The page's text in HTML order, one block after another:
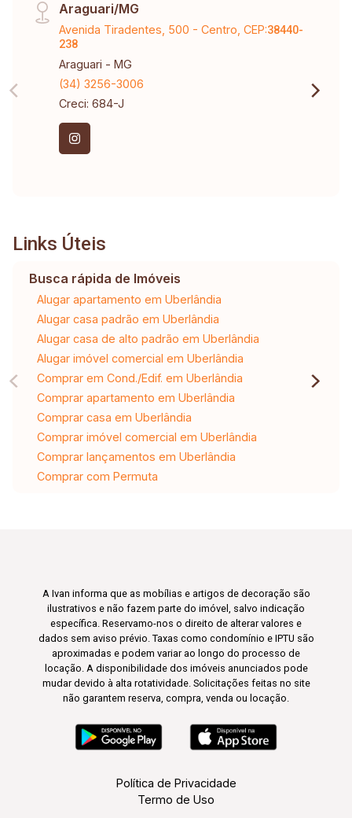
Araguari/MG
Avenida Tiradentes, 500 - Centro, CEP:38440-
238
Araguari - MG
(34) 3256-3006
Creci: 684-J
Links Úteis
Busca rápida de Imóveis
Alugar apartamento em Uberlândia
Alugar casa padrão em Uberlândia
Alugar casa de alto padrão em Uberlândia
Alugar imóvel comercial em Uberlândia
Comprar em Cond./Edif. em Uberlândia
Comprar apartamento em Uberlândia
Comprar casa em Uberlândia
Comprar imóvel comercial em Uberlândia
Comprar lançamentos em Uberlândia
Comprar com Permuta
A Ivan informa que as mobílias e artigos de decoração são
ilustrativos e não fazem parte do imóvel, salvo indicação
específica. Reservamo-nos o direito de alterar valores e
dados sem aviso prévio. Taxas como condomínio e IPTU são
aproximadas e podem variar ao longo do processo de
locação. A disponibilidade dos imóveis anunciados pode
mudar devido à alta rotatividade. Solicitações feitas no site
não garantem reserva, compra, venda ou locação.
Política de Privacidade
Termo de Uso